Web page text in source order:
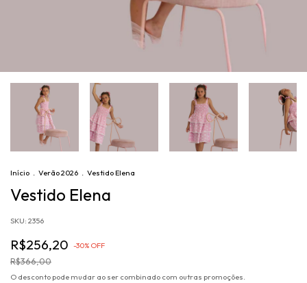
Início . Verão 2026 . Vestido Elena
Vestido Elena
SKU: 2356
R$256,20 -30% OFF
R$366,00
O desconto pode mudar ao ser combinado com outras promoções.